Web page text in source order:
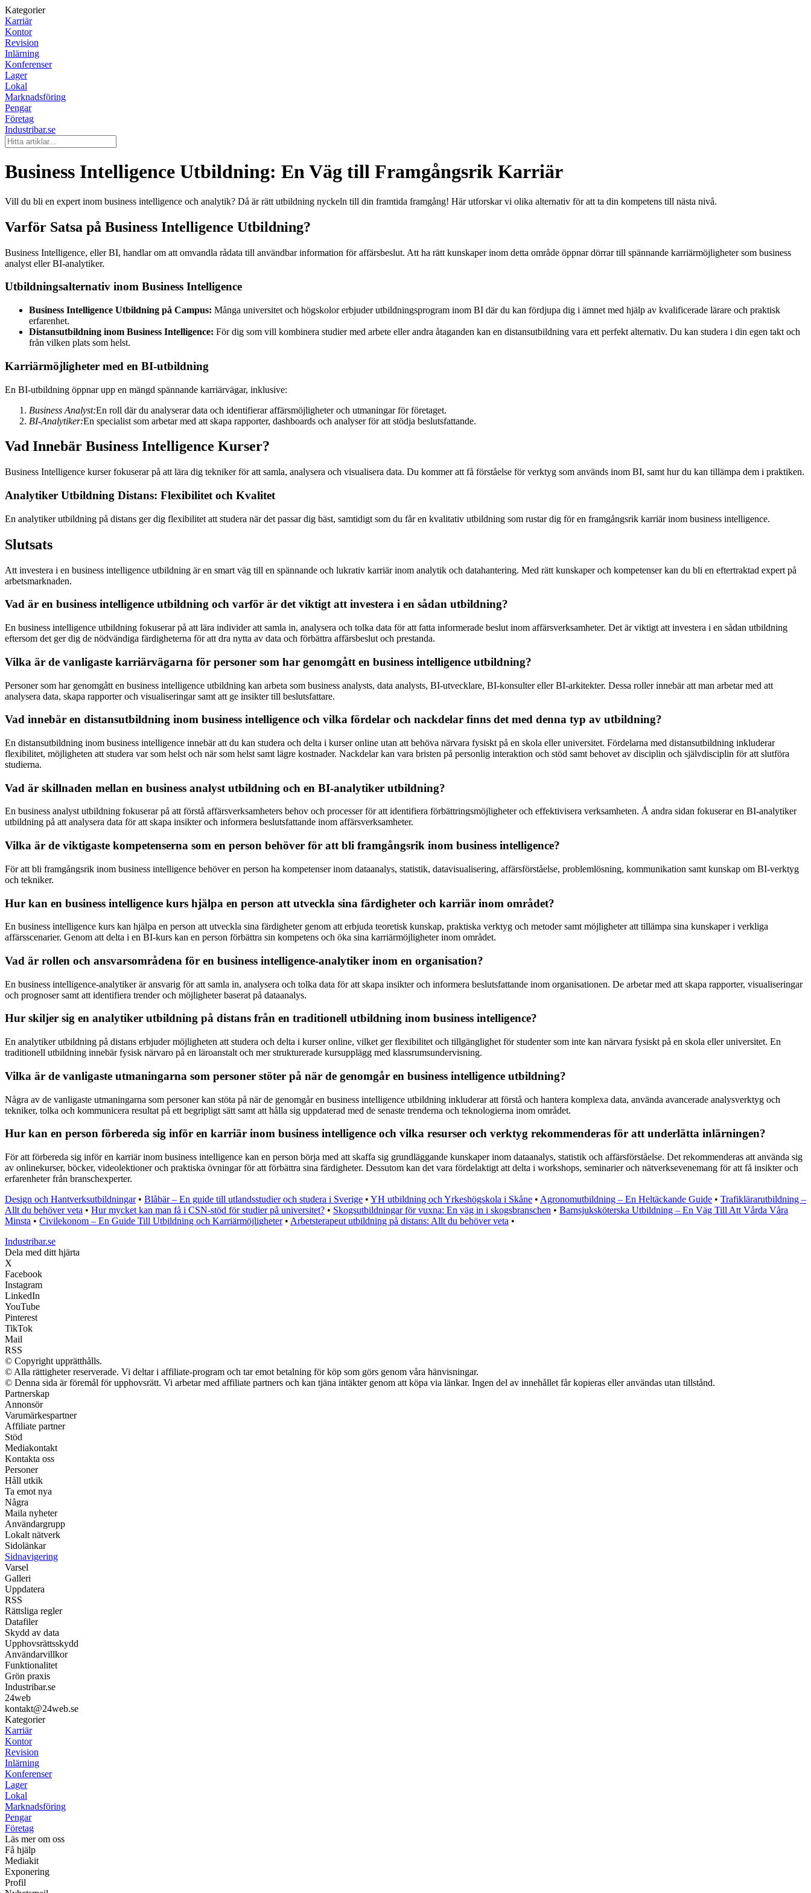
Kategorier
Karriär
Kontor
Revision
Inlärning
Konferenser
Lager
Lokal
Marknadsföring
Pengar
Företag
Industribar.se
Business Intelligence Utbildning: En Väg till Framgångsrik Karriär
Vill du bli en expert inom business intelligence och analytik? Då är rätt utbildning nyckeln till din framtida framgång! Här utforskar vi olika alternativ för att ta din kompetens till nästa nivå.
Varför Satsa på Business Intelligence Utbildning?
Business Intelligence, eller BI, handlar om att omvandla rådata till användbar information för affärsbeslut. Att ha rätt kunskaper inom detta område öppnar dörrar till spännande karriärmöjligheter som business
analyst eller BI-analytiker.
Utbildningsalternativ inom Business Intelligence
Business Intelligence Utbildning på Campus: Många universitet och högskolor erbjuder utbildningsprogram inom BI där du kan fördjupa dig i ämnet med hjälp av kvalificerade lärare och praktisk
erfarenhet.
Distansutbildning inom Business Intelligence: För dig som vill kombinera studier med arbete eller andra åtaganden kan en distansutbildning vara ett perfekt alternativ. Du kan studera i din egen takt och
från vilken plats som helst.
Karriärmöjligheter med en BI-utbildning
En BI-utbildning öppnar upp en mängd spännande karriärvägar, inklusive:
Business Analyst:En roll där du analyserar data och identifierar affärsmöjligheter och utmaningar för företaget.
BI-Analytiker:En specialist som arbetar med att skapa rapporter, dashboards och analyser för att stödja beslutsfattande.
Vad Innebär Business Intelligence Kurser?
Business Intelligence kurser fokuserar på att lära dig tekniker för att samla, analysera och visualisera data. Du kommer att få förståelse för verktyg som används inom BI, samt hur du kan tillämpa dem i praktiken.
Analytiker Utbildning Distans: Flexibilitet och Kvalitet
En analytiker utbildning på distans ger dig flexibilitet att studera när det passar dig bäst, samtidigt som du får en kvalitativ utbildning som rustar dig för en framgångsrik karriär inom business intelligence.
Slutsats
Att investera i en business intelligence utbildning är en smart väg till en spännande och lukrativ karriär inom analytik och datahantering. Med rätt kunskaper och kompetenser kan du bli en eftertraktad expert på
arbetsmarknaden.
Vad är en business intelligence utbildning och varför är det viktigt att investera i en sådan utbildning?
En business intelligence utbildning fokuserar på att lära individer att samla in, analysera och tolka data för att fatta informerade beslut inom affärsverksamheter. Det är viktigt att investera i en sådan utbildning
eftersom det ger dig de nödvändiga färdigheterna för att dra nytta av data och förbättra affärsbeslut och prestanda.
Vilka är de vanligaste karriärvägarna för personer som har genomgått en business intelligence utbildning?
Personer som har genomgått en business intelligence utbildning kan arbeta som business analysts, data analysts, BI-utvecklare, BI-konsulter eller BI-arkitekter. Dessa roller innebär att man arbetar med att
analysera data, skapa rapporter och visualiseringar samt att ge insikter till beslutsfattare.
Vad innebär en distansutbildning inom business intelligence och vilka fördelar och nackdelar finns det med denna typ av utbildning?
En distansutbildning inom business intelligence innebär att du kan studera och delta i kurser online utan att behöva närvara fysiskt på en skola eller universitet. Fördelarna med distansutbildning inkluderar
flexibilitet, möjligheten att studera var som helst och när som helst samt lägre kostnader. Nackdelar kan vara bristen på personlig interaktion och stöd samt behovet av disciplin och självdisciplin för att slutföra
studierna.
Vad är skillnaden mellan en business analyst utbildning och en BI-analytiker utbildning?
En business analyst utbildning fokuserar på att förstå affärsverksamheters behov och processer för att identifiera förbättringsmöjligheter och effektivisera verksamheten. Å andra sidan fokuserar en BI-analytiker
utbildning på att analysera data för att skapa insikter och informera beslutsfattande inom affärsverksamheter.
Vilka är de viktigaste kompetenserna som en person behöver för att bli framgångsrik inom business intelligence?
För att bli framgångsrik inom business intelligence behöver en person ha kompetenser inom dataanalys, statistik, datavisualisering, affärsförståelse, problemlösning, kommunikation samt kunskap om BI-verktyg
och tekniker.
Hur kan en business intelligence kurs hjälpa en person att utveckla sina färdigheter och karriär inom området?
En business intelligence kurs kan hjälpa en person att utveckla sina färdigheter genom att erbjuda teoretisk kunskap, praktiska verktyg och metoder samt möjligheter att tillämpa sina kunskaper i verkliga
affärsscenarier. Genom att delta i en BI-kurs kan en person förbättra sin kompetens och öka sina karriärmöjligheter inom området.
Vad är rollen och ansvarsområdena för en business intelligence-analytiker inom en organisation?
En business intelligence-analytiker är ansvarig för att samla in, analysera och tolka data för att skapa insikter och informera beslutsfattande inom organisationen. De arbetar med att skapa rapporter, visualiseringar
och prognoser samt att identifiera trender och möjligheter baserat på dataanalys.
Hur skiljer sig en analytiker utbildning på distans från en traditionell utbildning inom business intelligence?
En analytiker utbildning på distans erbjuder möjligheten att studera och delta i kurser online, vilket ger flexibilitet och tillgänglighet för studenter som inte kan närvara fysiskt på en skola eller universitet. En
traditionell utbildning innebär fysisk närvaro på en läroanstalt och mer strukturerade kursupplägg med klassrumsundervisning.
Vilka är de vanligaste utmaningarna som personer stöter på när de genomgår en business intelligence utbildning?
Några av de vanligaste utmaningarna som personer kan stöta på när de genomgår en business intelligence utbildning inkluderar att förstå och hantera komplexa data, använda avancerade analysverktyg och
tekniker, tolka och kommunicera resultat på ett begripligt sätt samt att hålla sig uppdaterad med de senaste trenderna och teknologierna inom området.
Hur kan en person förbereda sig inför en karriär inom business intelligence och vilka resurser och verktyg rekommenderas för att underlätta inlärningen?
För att förbereda sig inför en karriär inom business intelligence kan en person börja med att skaffa sig grundläggande kunskaper inom dataanalys, statistik och affärsförståelse. Det rekommenderas att använda sig
av onlinekurser, böcker, videolektioner och praktiska övningar för att förbättra sina färdigheter. Dessutom kan det vara fördelaktigt att delta i workshops, seminarier och nätverksevenemang för att få insikter och
erfarenheter från branschexperter.
Design och Hantverksutbildningar• Blåbär – En guide till utlandsstudier och studera i Sverige • YH utbildning och Yrkeshögskola i Skåne • Agronomutbildning – En Heltäckande Guide • Trafiklärarutbildning –
Allt du behöver veta • Hur mycket kan man få i CSN-stöd för studier på universitet? • Skogsutbildningar för vuxna: En väg in i skogsbranschen • Barnsjuksköterska Utbildning – En Väg Till Att Vårda Våra
Minsta • Civilekonom – En Guide Till Utbildning och Karriärmöjligheter• Arbetsterapeut utbildning på distans: Allt du behöver veta •
Industribar.se
Dela med ditt hjärta
X
Facebook
Instagram
LinkedIn
YouTube
Pinterest
TikTok
Mail
RSS
© Copyright upprätthålls.
© Alla rättigheter reserverade. Vi deltar i affiliate-program och tar emot betalning för köp som görs genom våra hänvisningar.
© Denna sida är föremål för upphovsrätt. Vi arbetar med affiliate partners och kan tjäna intäkter genom att köpa via länkar. Ingen del av innehållet får kopieras eller användas utan tillstånd.
Partnerskap
Annonsör
Varumärkespartner
Affiliate partner
Stöd
Mediakontakt
Kontakta oss
Personer
Håll utkik
Ta emot nya
Några
Maila nyheter
Användargrupp
Lokalt nätverk
Sidolänkar
Sidnavigering
Varsel
Galleri
Uppdatera
RSS
Rättsliga regler
Datafiler
Skydd av data
Upphovsrättsskydd
Användarvillkor
Funktionalitet
Grön praxis
Industribar.se
24web
kontakt@24web.se
Kategorier
Karriär
Kontor
Revision
Inlärning
Konferenser
Lager
Lokal
Marknadsföring
Pengar
Företag
Läs mer om oss
Få hjälp
Mediakit
Exponering
Profil